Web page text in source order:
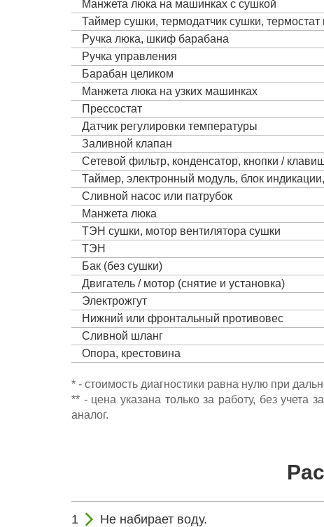
Манжета люка на машинках с сушкой
Таймер сушки, термодатчик сушки,
Ручка люка, шкиф барабана
Ручка управления
Барабан целиком
Манжета люка на узких машинках
Прессостат
Датчик регулировки температуры
Заливной клапан
Сетевой фильтр, конденсатор, кнопки /
Таймер, электронный модуль, блок
Сливной насос или патрубок
Манжета люка
ТЭН сушки, мотор вентилятора сушки
ТЭН
Бак (без сушки)
Двигатель / мотор (снятие и установка)
Электрожгут
Нижний или фронтальный противовес
Сливной шланг
Опора, крестовина
* - стоимость диагностики равна нулю при
** - цена указана только за работу, без
аналог.
Не набирает воду.